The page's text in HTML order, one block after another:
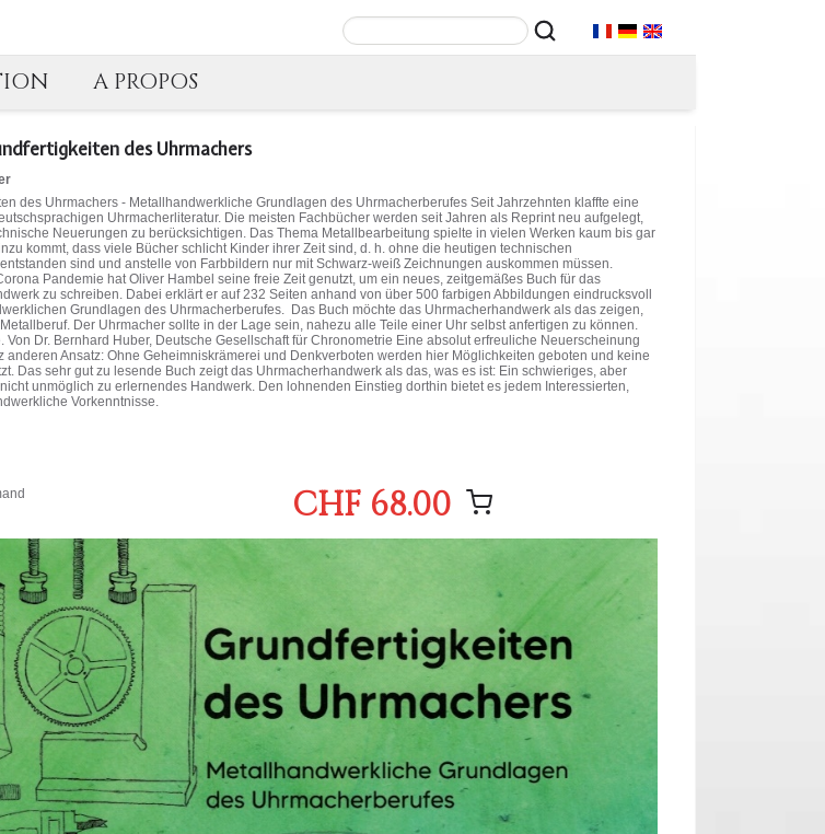
A PROPOS
des Uhrmachers
des Uhrmachers - Metallhandwerkliche Grundlagen des Uhrmacherberufes Seit Jahrzehnten klaffte eine
Uhrmacherliteratur. Die meisten Fachbücher werden seit Jahren als Reprint neu aufgelegt,
Neuerungen zu berücksichtigen. Das Thema Metallbearbeitung spielte in vielen Werken kaum bis gar
kommt, dass viele Bücher schlicht Kinder ihrer Zeit sind, d. h. ohne die heutigen technischen
sind und anstelle von Farbbildern nur mit Schwarz-weiß Zeichnungen auskommen müssen.
Pandemie hat Oliver Hambel seine freie Zeit genutzt, um ein neues, zeitgemäßes Buch für das
zu schreiben. Dabei erklärt er auf 232 Seiten anhand von über 500 farbigen Abbildungen eindrucksvoll
Grundlagen des Uhrmacherberufes. Das Buch möchte das Uhrmacherhandwerk als das zeigen,
Der Uhrmacher sollte in der Lage sein, nahezu alle Teile einer Uhr selbst anfertigen zu können.
Von Dr. Bernhard Huber, Deutsche Gesellschaft für Chronometrie Eine absolut erfreuliche Neuerscheinung
anderen Ansatz: Ohne Geheimniskrämerei und Denkverboten werden hier Möglichkeiten geboten und keine
Das sehr gut zu lesende Buch zeigt das Uhrmacherhandwerk als das, was es ist: Ein schwieriges, aber
unmöglich zu erlernendes Handwerk. Den lohnenden Einstieg dorthin bietet es jedem Interessierten,
Vorkenntnisse.
CHF 68.00